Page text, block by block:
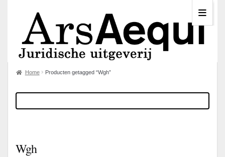
Home Producten getagged “Wgh”
Wgh